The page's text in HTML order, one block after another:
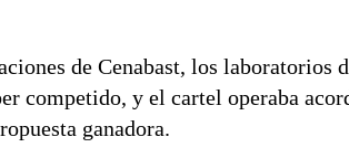
de Cenabast, los laboratorios
competido, y el cartel operaba
ganadora.